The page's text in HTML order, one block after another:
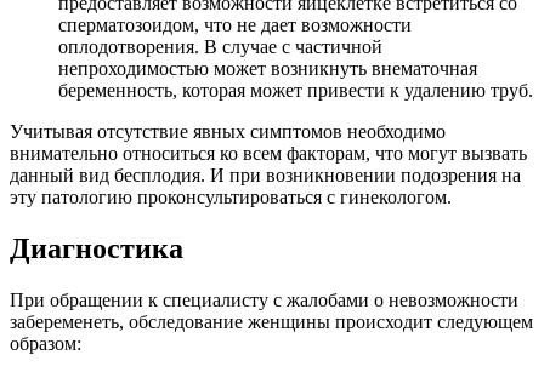
сперматозоидом, что не дает возможности
оплодотворения. В случае с частичной
непроходимостью может возникнуть внематочная
беременность, которая может привести к удалению труб.
Учитывая отсутствие явных симптомов необходимо
внимательно относиться ко всем факторам, что могут вызвать
данный вид бесплодия. И при возникновении подозрения на
эту патологию проконсультироваться с гинекологом.
Диагностика
При обращении к специалисту с жалобами о невозможности
забеременеть, обследование женщины происходит следующем
образом: